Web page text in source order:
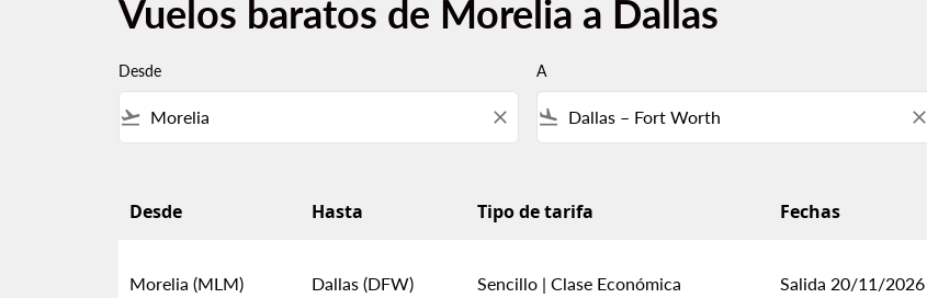
Vuelos baratos de Morelia a Dallas
Desde
flight_takeoff close
A
flight_land close
Desde Hasta Tipo de tarifa Fechas
Morelia (MLM) Dallas (DFW) Sencillo | Clase Económica Salida 20/11/2026